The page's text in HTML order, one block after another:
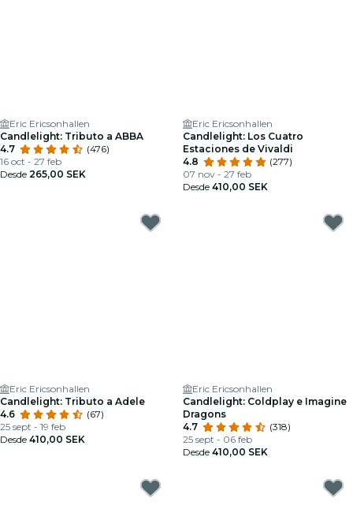
Eric Ericsonhallen
Candlelight: Tributo a ABBA
4.7
(476)
16 oct - 27 feb
Desde 265,00 SEK
Eric Ericsonhallen
Candlelight: Los Cuatro
Estaciones de Vivaldi
4.8
(277)
07 nov - 27 feb
Desde 410,00 SEK
Eric Ericsonhallen
Candlelight: Tributo a Adele
4.6
(67)
25 sept - 19 feb
Desde 410,00 SEK
Eric Ericsonhallen
Candlelight: Coldplay e Imagine
Dragons
4.7
(318)
25 sept - 06 feb
Desde 410,00 SEK